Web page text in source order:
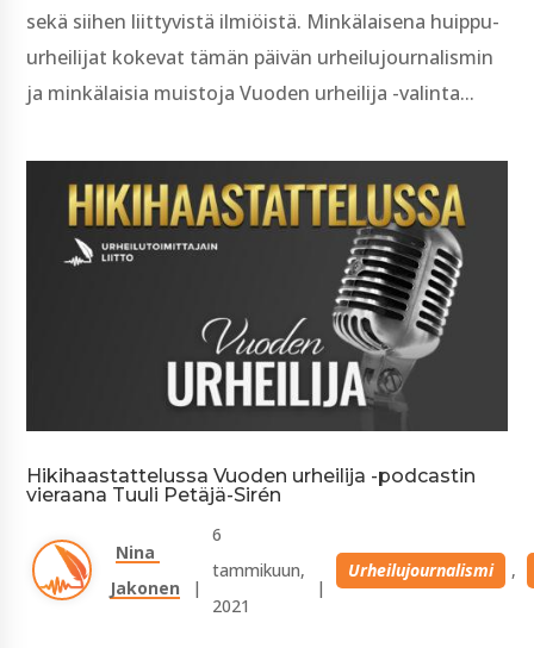
sekä siihen liittyvistä ilmiöistä. Minkälaisena huippu-
urheilijat kokevat tämän päivän urheilujournalismin
ja minkälaisia muistoja Vuoden urheilija -valinta...
Hikihaastattelussa Vuoden urheilija -podcastin
vieraana Tuuli Petäjä-Sirén
Nina
Jakonen
|
6
tammikuun,
2021
|
Urheilujournalismi ,